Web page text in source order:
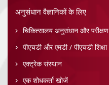
अनुसंधान वैज्ञानिकों के लिए
चिकित्सालय अनुसंधान और परीक्षण
पीएचडी और एमडी / पीएचडी शिक्षा
एक्ट्रेक संस्थान
एक शोधकर्ता खोजें